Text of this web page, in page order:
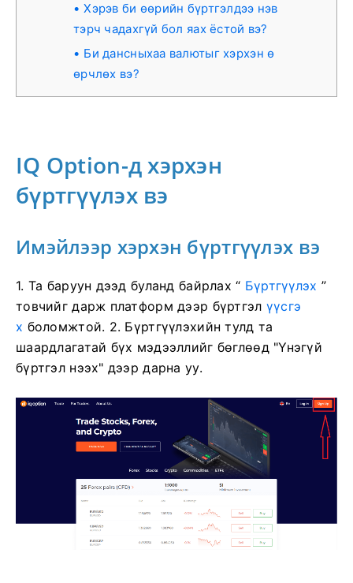
Хэрэв би өөрийн бүртгэлдээ нэв
тэрч чадахгүй бол яах ёстой вэ?
Би дансныхаа валютыг хэрхэн ө
өрчлөх вэ?
IQ Option-д хэрхэн
бүртгүүлэх вэ
Имэйлээр хэрхэн бүртгүүлэх вэ
1. Та баруун дээд буланд байрлах “ Бүртгүүлэх ”
товчийг дарж платформ дээр бүртгэл үүсгэ
х боломжтой. 2. Бүртгүүлэхийн тулд та
шаардлагатай бүх мэдээллийг бөглөөд "Үнэгүй
бүртгэл нээх" дээр дарна уу.